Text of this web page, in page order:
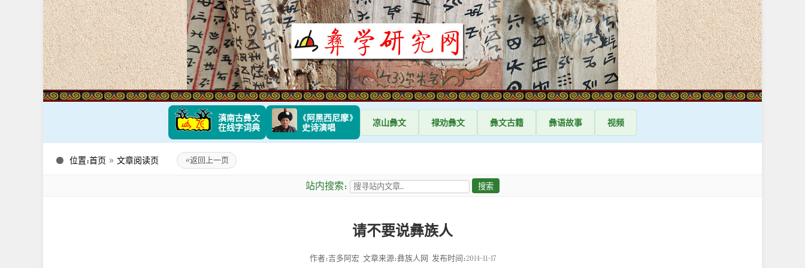
滇南古彝文
在线字词典
《阿黑西尼摩》
史诗演唱
凉山彝文 禄劝彝文 彝文古籍 彝语故事 视频
位置：首页 » 文章阅读页 «返回上一页
站内搜索：
请不要说彝族人
作者：吉多阿宏 文章来源：彝族人网 发布时间：2014-11-17